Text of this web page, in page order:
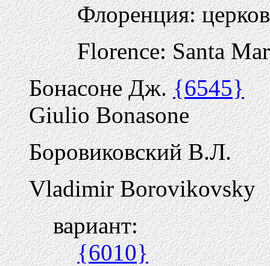
Флоренция:
Florence: Santa
Бонасоне Дж.{6545}
Giulio Bonasone
Боровиковский В.Л.
Vladimir Borovikovsky
вариант:
{6010}